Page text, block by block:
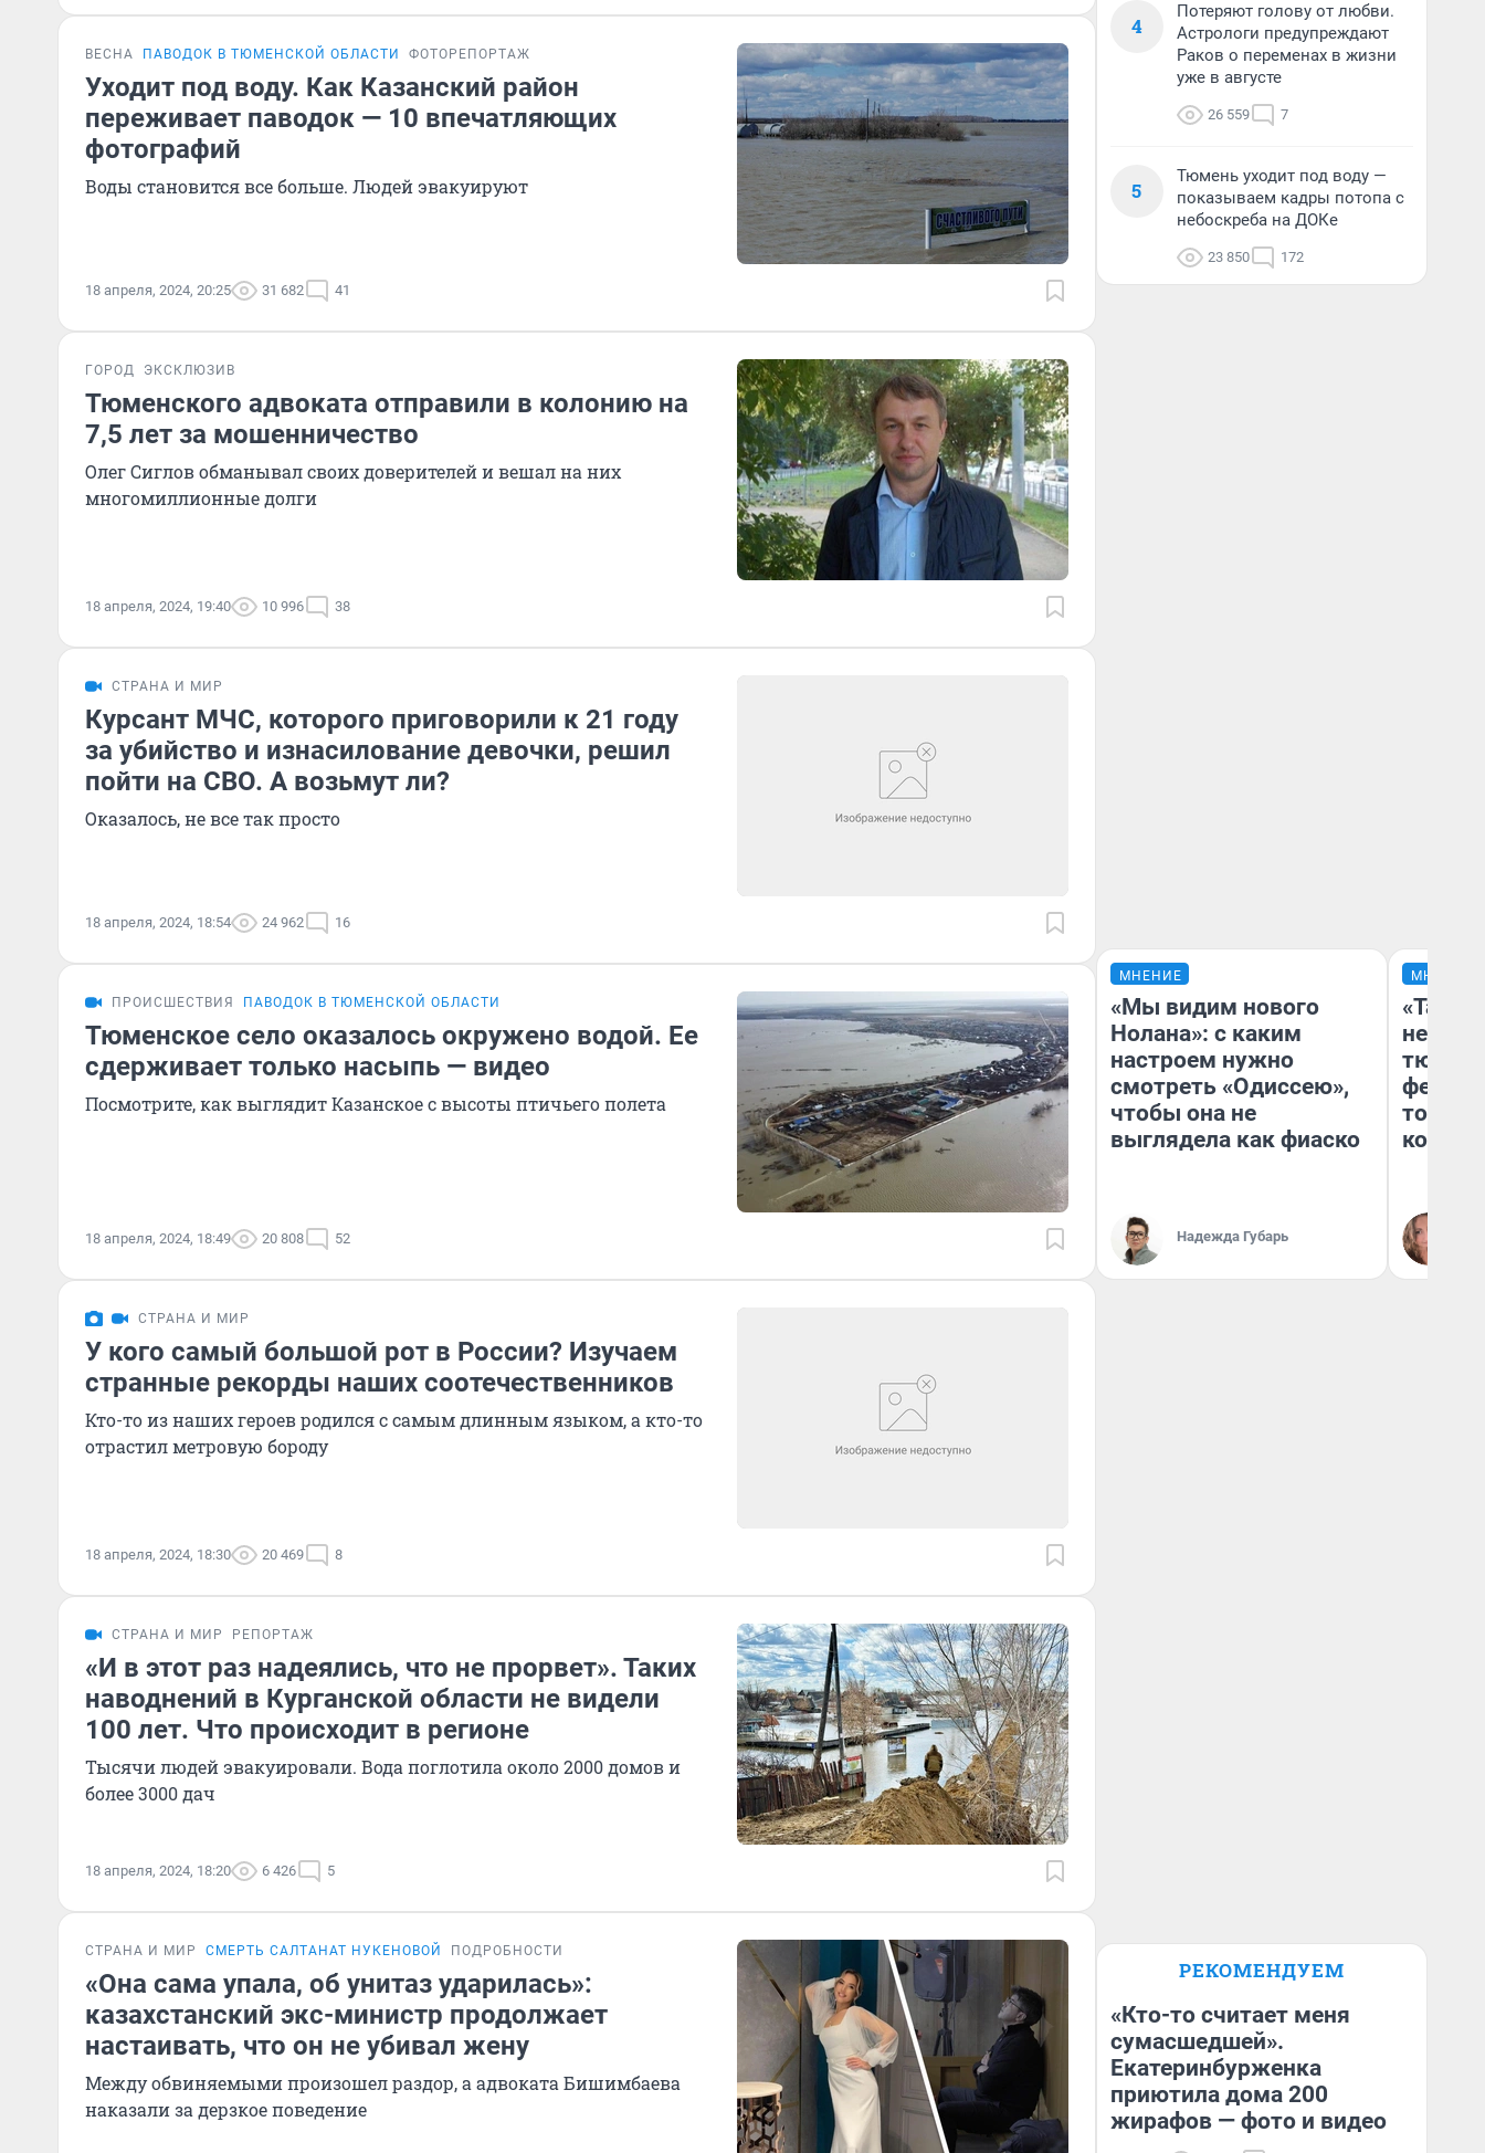
ВЕСНА ПАВОДОК В ТЮМЕНСКОЙ ОБЛАСТИ ФОТОРЕПОРТАЖ
Уходит под воду. Как Казанский район
переживает паводок — 10 впечатляющих
фотографий
Воды становится все больше. Людей эвакуируют
18 апреля, 2024, 20:25 31 682 41
ГОРОД ЭКСКЛЮЗИВ
Тюменского адвоката отправили в колонию на
7,5 лет за мошенничество
Олег Сиглов обманывал своих доверителей и вешал на них
многомиллионные долги
18 апреля, 2024, 19:40 10 996 38
СТРАНА И МИР
Курсант МЧС, которого приговорили к 21 году
за убийство и изнасилование девочки, решил
пойти на СВО. А возьмут ли?
Оказалось, не все так просто
18 апреля, 2024, 18:54 24 962 16
ПРОИСШЕСТВИЯ ПАВОДОК В ТЮМЕНСКОЙ ОБЛАСТИ
Тюменское село оказалось окружено водой. Ее
сдерживает только насыпь — видео
Посмотрите, как выглядит Казанское с высоты птичьего полета
18 апреля, 2024, 18:49 20 808 52
СТРАНА И МИР
У кого самый большой рот в России? Изучаем
странные рекорды наших соотечественников
Кто-то из наших героев родился с самым длинным языком, а кто-то
отрастил метровую бороду
18 апреля, 2024, 18:30 20 469 8
СТРАНА И МИР РЕПОРТАЖ
«И в этот раз надеялись, что не прорвет». Таких
наводнений в Курганской области не видели
100 лет. Что происходит в регионе
Тысячи людей эвакуировали. Вода поглотила около 2000 домов и
более 3000 дач
18 апреля, 2024, 18:20 6 426 5
СТРАНА И МИР СМЕРТЬ САЛТАНАТ НУКЕНОВОЙ ПОДРОБНОСТИ
«Она сама упала, об унитаз ударилась»:
казахстанский экс-министр продолжает
настаивать, что он не убивал жену
Между обвиняемыми произошел раздор, а адвоката Бишимбаева
наказали за дерзкое поведение
4
Потеряют голову от любви.
Астрологи предупреждают
Раков о переменах в жизни
уже в августе
26 559 7
5
Тюмень уходит под воду —
показываем кадры потопа с
небоскреба на ДОКе
23 850 172
МНЕНИЕ
«Мы видим нового
Нолана»: с каким
настроем нужно
смотреть «Одиссею»,
чтобы она не
выглядела как фиаско
Надежда Губарь
МНЕНИЕ
не
РЕКОМЕНДУЕМ
«Кто-то считает меня
сумасшедшей».
Екатеринбурженка
приютила дома 200
жирафов — фото и видео